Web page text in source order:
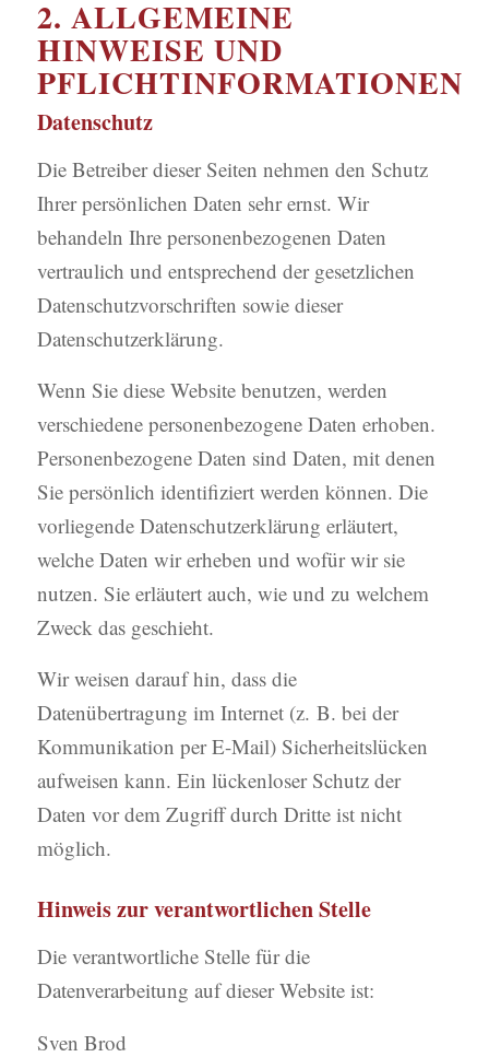
2. ALLGEMEINE
HINWEISE UND
PFLICHTINFORMATIONEN
Datenschutz
Die Betreiber dieser Seiten nehmen den Schutz
Ihrer persönlichen Daten sehr ernst. Wir
behandeln Ihre personenbezogenen Daten
vertraulich und entsprechend der gesetzlichen
Datenschutzvorschriften sowie dieser
Datenschutzerklärung.
Wenn Sie diese Website benutzen, werden
verschiedene personenbezogene Daten erhoben.
Personenbezogene Daten sind Daten, mit denen
Sie persönlich identifiziert werden können. Die
vorliegende Datenschutzerklärung erläutert,
welche Daten wir erheben und wofür wir sie
nutzen. Sie erläutert auch, wie und zu welchem
Zweck das geschieht.
Wir weisen darauf hin, dass die
Datenübertragung im Internet (z. B. bei der
Kommunikation per E-Mail) Sicherheitslücken
aufweisen kann. Ein lückenloser Schutz der
Daten vor dem Zugriff durch Dritte ist nicht
möglich.
Hinweis zur verantwortlichen Stelle
Die verantwortliche Stelle für die
Datenverarbeitung auf dieser Website ist:
Sven Brod